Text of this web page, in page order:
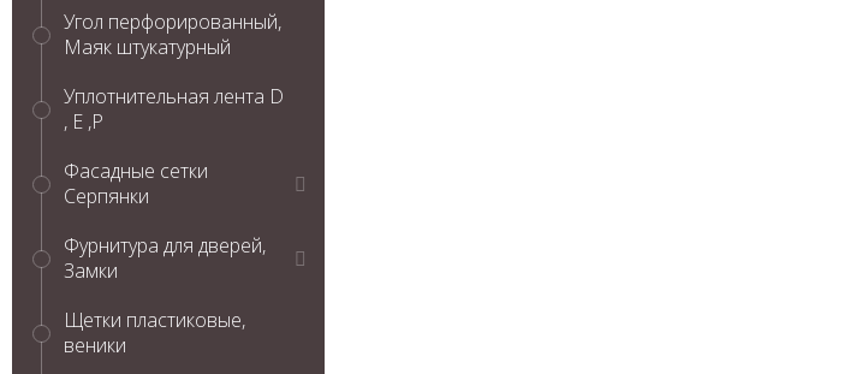
Угол перфорированный,
Маяк штукатурный
Уплотнительная лента D
, Е ,P
Фасадные сетки
Серпянки
Фурнитура для дверей,
Замки
Щетки пластиковые,
веники